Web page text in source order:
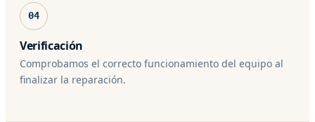
04
Verificación
Comprobamos el correcto funcionamiento del equipo al
finalizar la reparación.